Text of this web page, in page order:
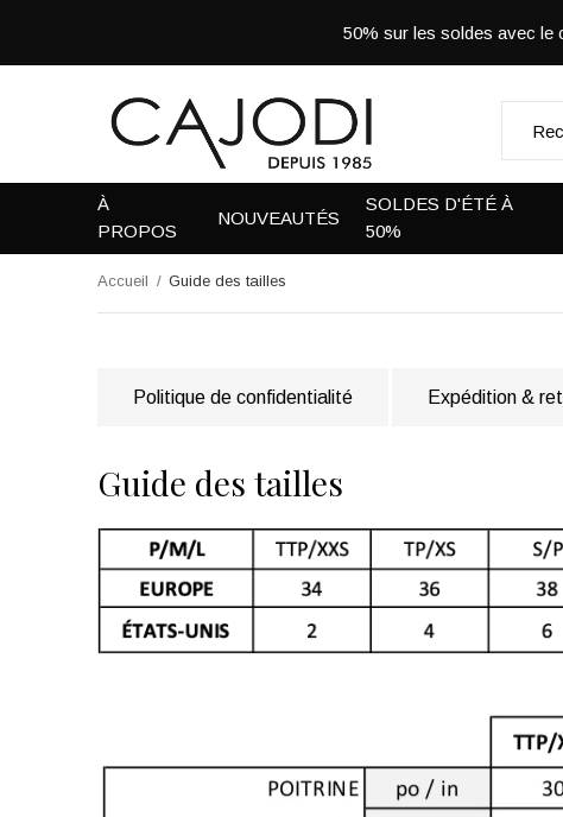
À
PROPOS
NOUVEAUTÉS
SOLDES D'ÉTÉ À
50%
50% sur les soldes avec
Accueil Guide des tailles
Politique de confidentialité Expédition &
Guide des tailles